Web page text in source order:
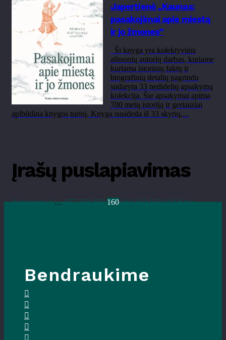
Japertienė „Kaunas:
pasakojimai apie miestą
ir jo žmones”
Ši knyga yra kolektyvinis
aštuonių autorių darbas, kuriame
kuriama istorinių faktų ir
biografinių detalių pagrindu
sudaryta 33 nedidelių apsakymų
kolekcija. Šie apsakymai apima
700 metų istoriją ir geriausiai
apibūdina knygos turinį. Knyga susideda iš 33 skyrių,...
Įrašų puslapiavimas
Ankstesnis 1 … 157 158 159 160 161 162 163 164 Kitas
Bendraukime